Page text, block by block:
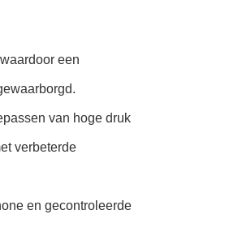
een
van hoge druk
verbeterde
en gecontroleerde